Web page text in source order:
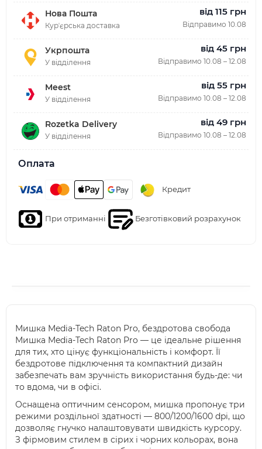
Нова Пошта
Курʼєрська доставка
від 115 грн
Відправимо 10.08
Укрпошта
У відділення
від 45 грн
Відправимо 10.08 – 12.08
Meest
У відділення
від 55 грн
Відправимо 10.08 – 12.08
Rozetka Delivery
У відділення
від 49 грн
Відправимо 10.08 – 12.08
Оплата
Кредит
При отриманні Безготівковий розрахунок
Мишка Media-Tech Raton Pro, бездротова свобода
Мишка Media-Tech Raton Pro — це ідеальне рішення
для тих, хто цінує функціональність і комфорт. Її
бездротове підключення та компактний дизайн
забезпечать вам зручність використання будь-де: чи
то вдома, чи в офісі.
Оснащена оптичним сенсором, мишка пропонує три
режими роздільної здатності — 800/1200/1600 dpi, що
дозволяє гнучко налаштовувати швидкість курсору.
З фірмовим стилем в сірих і чорних кольорах, вона